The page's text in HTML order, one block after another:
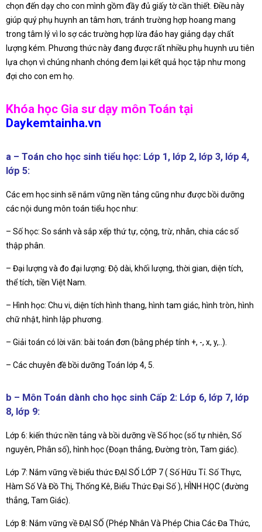
chọn đến dạy cho con mình gồm đầy đủ giấy tờ cần thiết. Điều này
giúp quý phụ huynh an tâm hơn, tránh trường hợp hoang mang
trong tâm lý vì lo sợ các trường hợp lừa đảo hay giảng dạy chất
lượng kém. Phương thức này đang được rất nhiều phụ huynh ưu tiên
lựa chọn vì chúng nhanh chóng đem lại kết quả học tập như mong
đợi cho con em họ.
Khóa học Gia sư dạy môn Toán tại
Daykemtainha.vn
a – Toán cho học sinh tiểu học: Lớp 1, lớp 2, lớp 3, lớp 4,
lớp 5:
Các em học sinh sẽ nắm vững nền tảng cũng như được bồi dưỡng
các nội dung môn toán tiểu học như:
– Số học: So sánh và sắp xếp thứ tự, cộng, trừ, nhân, chia các số
thập phân.
– Đại lượng và đo đại lượng: Độ dài, khối lượng, thời gian, diện tích,
thể tích, tiền Việt Nam.
– Hình học: Chu vi, diện tích hình thang, hình tam giác, hình tròn, hình
chữ nhật, hình lập phương.
– Giải toán có lời văn: bài toán đơn (bằng phép tính +, -, x, y,..).
– Các chuyên đề bồi dưỡng Toán lớp 4, 5.
b – Môn Toán dành cho học sinh Cấp 2: Lớp 6, lớp 7, lớp
8, lớp 9:
Lớp 6: kiến thức nền tảng và bồi dưỡng về Số học (số tự nhiên, Số
nguyên, Phân số), hình học (Đoạn thẳng, Đường tròn, Tam giác).
Lớp 7: Nắm vững về biểu thức ĐẠI SỐ LỚP 7 ( Số Hữu Tỉ. Số Thực,
Hàm Số Và Đồ Thị, Thống Kê, Biểu Thức Đại Số ), HÌNH HỌC (đường
thẳng, Tam Giác).
Lớp 8: Nắm vững về ĐẠI SỐ (Phép Nhân Và Phép Chia Các Đa Thức,